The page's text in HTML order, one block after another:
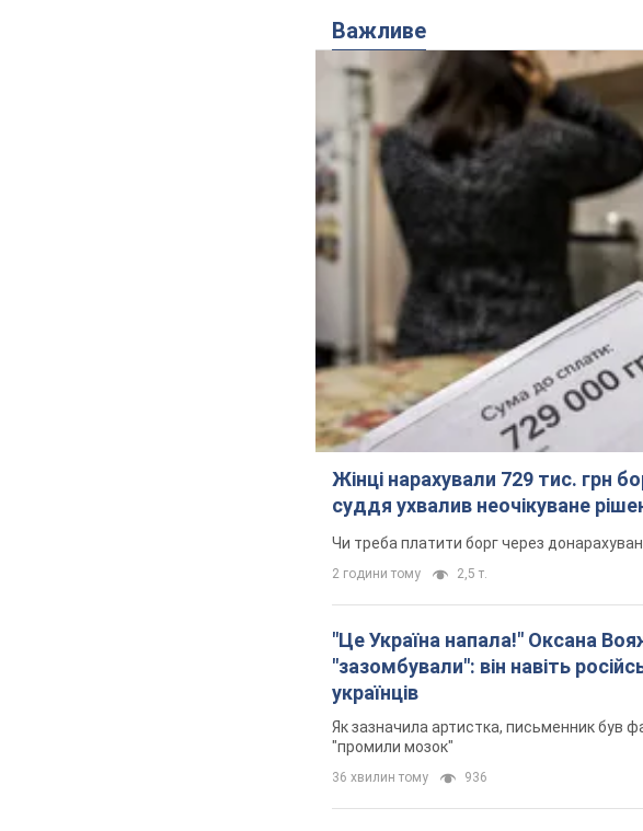
Важливе
Жінці нарахували 729 тис. грн
суддя ухвалив неочікуване
Чи треба платити борг через
2 години тому 2,5 т.
"Це Україна напала!" Оксана
"зазомбували": він навіть
українців
Як зазначила артистка, письменник був
"промили мозок"
36 хвилин тому 936